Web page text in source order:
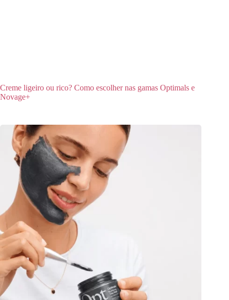
Creme ligeiro ou rico? Como escolher nas gamas Optimals e
Novage+